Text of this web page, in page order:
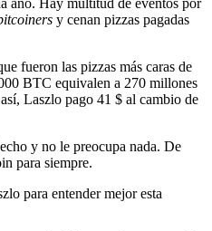
y cenan pizzas pagadas
fueron las pizzas más caras de
BTC equivalen a 270 millones
Laszlo pago 41 $ al cambio de
y no le preocupa nada. De
para siempre.
para entender mejor esta